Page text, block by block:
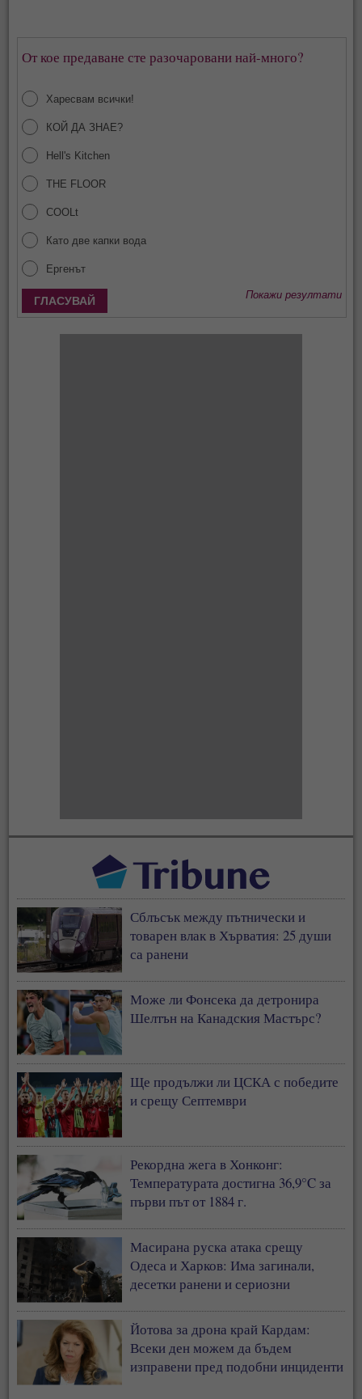
От кое предаване сте разочаровани най-много?
Харесвам всички!
КОЙ ДА ЗНАЕ?
Hell's Kitchen
THE FLOOR
COOLt
Като две капки вода
Ергенът
Покажи резултати
Сблъсък между пътнически и
товарен влак в Хърватия: 25 души
са ранени
Може ли Фонсека да детронира
Шелтън на Канадския Мастърс?
Ще продължи ли ЦСКА с победите
и срещу Септември
Рекордна жега в Хонконг:
Температурата достигна 36,9°C за
първи път от 1884 г.
Масирана руска атака срещу
Одеса и Харков: Има загинали,
десетки ранени и сериозни
Йотова за дрона край Кардам:
Всеки ден можем да бъдем
изправени пред подобни инциденти